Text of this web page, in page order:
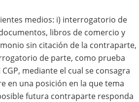
medios: i) interrogatorio de
libros de comercio y
sin citación de la contraparte,
de parte, como prueba
mediante el cual se consagra
en una posición en la que tema
futura contraparte responda